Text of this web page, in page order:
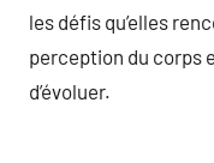
les défis qu’elles
perception du corps
d’évoluer.